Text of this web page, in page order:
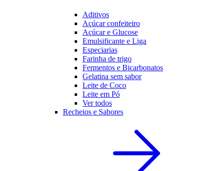
Aditivos
Açúcar confeiteiro
Açúcar e Glucose
Emulsificante e Liga
Especiarias
Farinha de trigo
Fermentos e Bicarbonatos
Gelatina sem sabor
Leite de Coco
Leite em Pó
Ver todos
Recheios e Sabores